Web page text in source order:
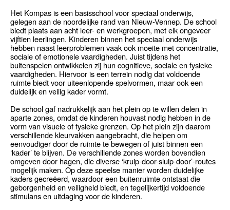
Het Kompas is een basisschool voor speciaal onderwijs,
gelegen aan de noordelijke rand van Nieuw-Vennep. De school
biedt plaats aan acht leer- en werkgroepen, met elk ongeveer
vijftien leerlingen. Kinderen binnen het speciaal onderwijs
hebben naast leerproblemen vaak ook moeite met concentratie,
sociale of emotionele vaardigheden. Juist tijdens het
buitenspelen ontwikkelen zij hun cognitieve, sociale en fysieke
vaardigheden. Hiervoor is een terrein nodig dat voldoende
ruimte biedt voor uiteenlopende spelvormen, maar ook een
duidelijk en veilig kader vormt.
De school gaf nadrukkelijk aan het plein op te willen delen in
aparte zones, omdat de kinderen houvast nodig hebben in de
vorm van visuele of fysieke grenzen. Op het plein zijn daarom
verschillende kleurvakken aangebracht, die helpen om
eenvoudiger door de ruimte te bewegen of juist binnen een
‘kader’ te blijven. De verschillende zones worden bovendien
omgeven door hagen, die diverse ‘kruip-door-sluip-door’-routes
mogelijk maken. Op deze speelse manier worden duidelijke
kaders gecreëerd, waardoor een buitenruimte ontstaat die
geborgenheid en veiligheid biedt, en tegelijkertijd voldoende
stimulans en uitdaging voor de kinderen.